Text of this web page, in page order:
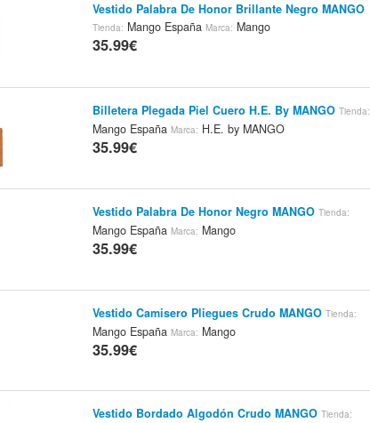
Vestido Palabra De Honor Brillante Negro MANGO
Tienda: Mango España Marca: Mango
35.99€
Billetera Plegada Piel Cuero H.E. By MANGO Tienda:
Mango España Marca: H.E. by MANGO
35.99€
Vestido Palabra De Honor Negro MANGO Tienda:
Mango España Marca: Mango
35.99€
Vestido Camisero Pliegues Crudo MANGO Tienda:
Mango España Marca: Mango
35.99€
Vestido Bordado Algodón Crudo MANGO Tienda: